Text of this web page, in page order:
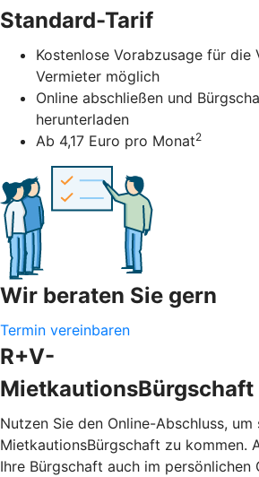
Standard-Tarif
Kostenlose Vorabzusage für die
Vermieter möglich
Online abschließen und
herunterladen
Ab 4,17 Euro pro Monat2
Wir beraten Sie gern
Termin vereinbaren
R+V-
Nutzen Sie den Online-Abschluss, um
MietkautionsBürgschaft zu kommen.
Ihre Bürgschaft auch im persönlichen